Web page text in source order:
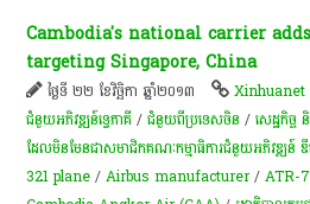
Cambodia's national carrier
targeting Singapore, China
ថ្ងៃទី ២២ ខែវិច្ឆិកា ឆ្នាំ២០១៣
ជំនួយអភិវឌ្ឍន៍ទ្វេភាគី /ជំនួយពីប្រទេសចិន /សេដ្ឋកិច្ច
ដែលមិនមែនជាសមាជិកគណៈកម្មាធិការជំនួយអភិវឌ្ឍន៍
321 plane /Airbus manufacturer/ATR-